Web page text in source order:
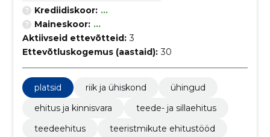
Krediidiskoor: ...
Maineskoor: ...
Aktiivseid ettevõtteid: 3
Ettevõtluskogemus (aastaid): 30
platsid riik ja ühiskond
ühingud
ehitus ja kinnisvara
teede- ja sillaehitus
teedeehitus
teeristmikute ehitustööd